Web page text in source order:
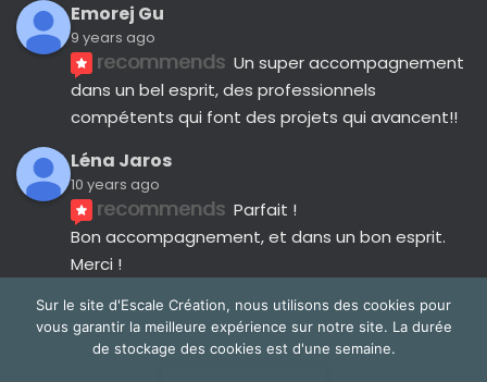
Emorej Gu
9 years ago
recommends Un super accompagnement
dans un bel esprit, des professionnels
compétents qui font des projets qui avancent!!
Léna Jaros
10 years ago
recommends Parfait !
Bon accompagnement, et dans un bon esprit.
Merci !
Avis suivants
Sur le site d'Escale Création, nous utilisons des cookies pour
vous garantir la meilleure expérience sur notre site. La durée
de stockage des cookies est d'une semaine.